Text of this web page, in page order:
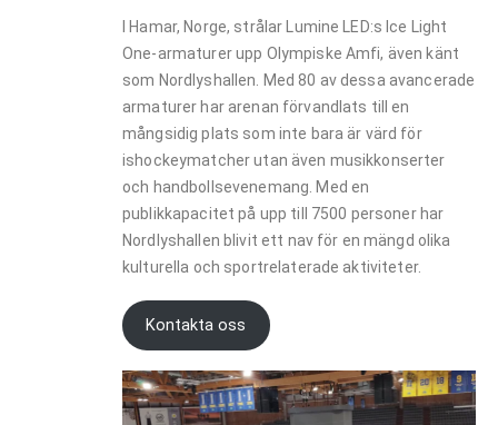
I Hamar, Norge, strålar Lumine LED:s Ice Light
One-armaturer upp Olympiske Amfi, även känt
som Nordlyshallen. Med 80 av dessa avancerade
armaturer har arenan förvandlats till en
mångsidig plats som inte bara är värd för
ishockeymatcher utan även musikkonserter
och handbollsevenemang. Med en
publikkapacitet på upp till 7500 personer har
Nordlyshallen blivit ett nav för en mängd olika
kulturella och sportrelaterade aktiviteter.
Kontakta oss